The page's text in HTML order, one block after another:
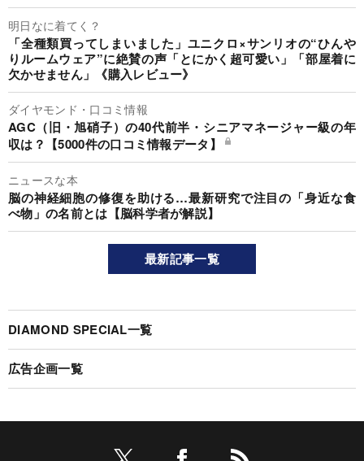
明日なに着てく？
「全種類買ってしまいました」ユニクロ×サンリオの“ひんや
りルームウェア”に絶賛の声「とにかく超可愛い」「部屋着に
欠かせません」《購入レビュー》
ダイヤモンド・口コミ情報
AGC（旧・旭硝子）の40代前半・シニアマネージャー級の年
収は？【5000件の口コミ情報データ】
ニュースな本
脳の神経細胞の修復を助ける…最新研究で注目の「身近な食
べ物」の名前とは【脳科学者が解説】
最新記事一覧
DIAMOND SPECIAL一覧
広告企画一覧